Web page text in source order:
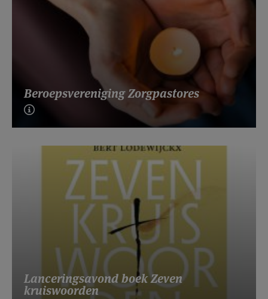
Beroepsvereniging Zorgpastores
Lanceringsavond boek Zeven
kruiswoorden